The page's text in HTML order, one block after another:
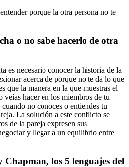
porque la otra persona no te
o no sabe hacerlo de otra
es necesario conocer la historia de la
acerca de porque no te da lo que
que la manera en la que muestras el
veías hacer en los miembros de tu
no conoces o entiendes tu
La solución a este conflicto se
de la pareja expresen sus
y llegar a un equilibrio entre
Chapman, los 5 lenguajes del